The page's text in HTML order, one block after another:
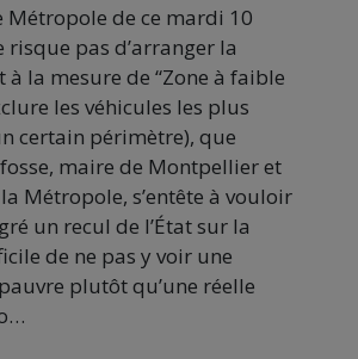
Métropole de ce mardi 10
risque pas d’arranger la
à la mesure de “Zone à faible
les véhicules les plus
certain périmètre), que
maire de Montpellier et
Métropole, s’entête à vouloir
un recul de l’État sur la
de ne pas y voir une
plutôt qu’une réelle